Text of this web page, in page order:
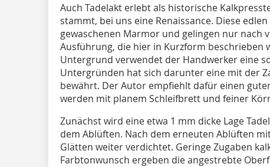
Auch Tadelakt erlebt als historische
stammt, bei uns eine Renaissance. Diese
gewaschenen Marmor und gelingen nur nach
Ausführung, die hier in Kurzform beschrieben
Untergrund verwendet der Handwerker eine
Untergründen hat sich darunter eine mit der
bewährt. Der Autor empfiehlt dafür einen
werden mit planem Schleifbrett und feiner
Zunächst wird eine etwa 1 mm dicke Lage
dem Ablüften. Nach dem erneuten Ablüften
Glätten weiter verdichtet. Geringe Zugaben
Farbtonwunsch ergeben die angestrebte